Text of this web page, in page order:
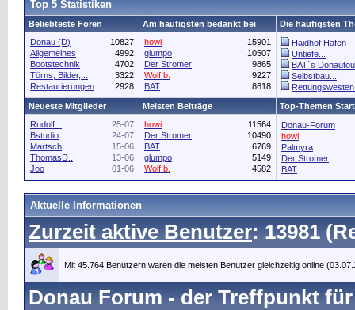
Top 5 Statistiken
Beliebteste Foren Am häufigsten bedankt bei
Die häufigsten
Donau (D)
10827
Allgemeines
4992
Bootstechnik
4702
Törns, Bilder,...
3322
Restaurierungen
2928
howi
15901
glumpo
10507
Der Stromer
9865
Wolf b.
9227
BAT
8618
Haidhof Hafen
Untiefe...
BAT´s
Selbstbau...
Neueste Mitglieder
Meisten Beiträge
Top-Themen
Rudolf...
25-07
Bstudio
24-07
Martsch
15-06
ThomasD..
13-06
Joo
01-06
howi
11564
Der Stromer
10490
BAT
6769
glumpo
5149
Wolf b.
4582
Donau-Forum
howi
Palmyra
Der Stromer
BAT
Aktuelle Informationen
Zurzeit aktive Benutzer: 13981
Mit 45.764 Benutzern waren die meisten Benutzer gleichzeitig online
Donau Forum - der Treffpunkt